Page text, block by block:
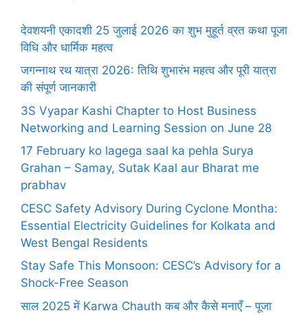
देवशयनी एकादशी 25 जुलाई 2026 का शुभ मुहूर्त व्रत कथा पूजा
विधि और धार्मिक महत्व
जगन्नाथ रथ यात्रा 2026: तिथि शुभारंभ महत्व और पूरी यात्रा
की संपूर्ण जानकारी
3S Vyapar Kashi Chapter to Host Business
Networking and Learning Session on June 28
17 February ko lagega saal ka pehla Surya
Grahan – Samay, Sutak Kaal aur Bharat me
prabhav
CESC Safety Advisory During Cyclone Montha:
Essential Electricity Guidelines for Kolkata and
West Bengal Residents
Stay Safe This Monsoon: CESC’s Advisory for a
Shock-Free Season
साल 2025 में Karwa Chauth कब और कैसे मनाएँ – पूजा